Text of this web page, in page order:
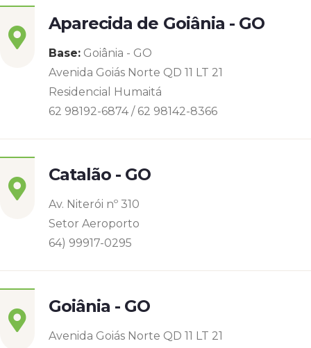
Aparecida de Goiânia - GO
Base: Goiânia - GO
Avenida Goiás Norte QD 11 LT 21
Residencial Humaitá
62 98192-6874 / 62 98142-8366
Catalão - GO
Av. Niterói nº 310
Setor Aeroporto
64) 99917-0295
Goiânia - GO
Avenida Goiás Norte QD 11 LT 21